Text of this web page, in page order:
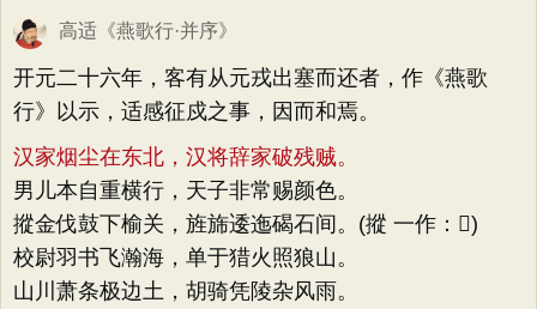
高适 《燕歌行·并序》
开元二十六年，客有从元戎出塞而还者，作《燕歌
行》以示，适感征戍之事，因而和焉。
汉家烟尘在东北，汉将辞家破残贼。
男儿本自重横行，天子非常赐颜色。
摐金伐鼓下榆关，旌旆逶迤碣石间。(摐 一作：𪭢)
校尉羽书飞瀚海，单于猎火照狼山。
山川萧条极边土，胡骑凭陵杂风雨。